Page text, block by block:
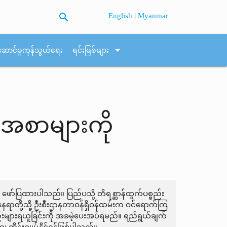
search English |Myanmar
ောင်မှုကုန်သွယ်ရေး ရင်းမြစ်များ arrow_drop_down
စာများကို
ပြထားပါသည်။ ပြည်ပသို့ တိရစ္ဆာန်ထွက်ပစ္စည်း
တို့သို့ ဦးစီးဌာနတာဝန်ရှိဝန်ထမ်းက ဝင်ရောက်ကြ
များရယူခြင်းကို အခမဲ့ပေးအပ်ရမည်။ ရည်ရွယ်ချက်